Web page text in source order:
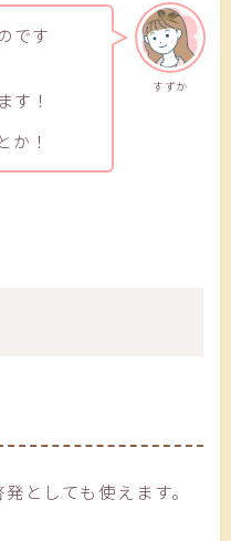
すずか
です
す！
か！
としても使えます。